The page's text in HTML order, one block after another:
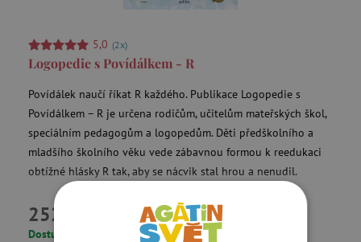
5,0 (2x)
Logopedie s Povídálkem - R
Povídálek naučí říkat R každého. Publikace Logopedie s
Povídálkem – R je určena rodičům, učitelům mateřských škol,
speciálním pedagogům a logopedům. Děti předškolního a
mladšího školního věku vede zábavnou formou k reedukaci
obtížné hlásky R tak, aby se nácvik stal hrou a nenudil.
252 Kč
Dostupné jen v některých prodejnách